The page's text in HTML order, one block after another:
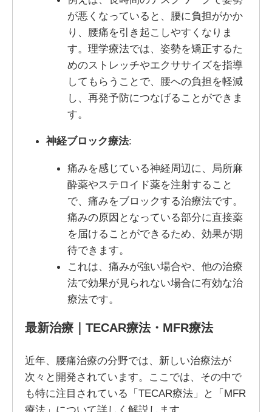
が悪くなっていると、腰に負担がかか
り、腰痛を引き起こしやすくなりま
す。理学療法では、姿勢を矯正するた
めのストレッチやエクササイズを指導
してもらうことで、腰への負担を軽減
し、再発予防につなげることができま
す。
神経ブロック療法:
痛みを感じている神経周辺に、局所麻
酔薬やステロイド薬を注射すること
で、痛みをブロックする治療法です。
痛みの原因となっている部分に直接薬
を届けることができるため、効果が期
待できます。
これは、痛みが強い場合や、他の治療
法で効果が見られない場合に有効な治
療法です。
最新治療｜TECAR療法・MFR療法
近年、腰痛治療の分野では、新しい治療法が
次々と開発されています。ここでは、その中で
も特に注目されている「TECAR療法」と「MFR
療法」について詳しく解説します。